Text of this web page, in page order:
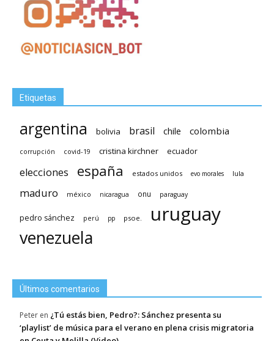
Etiquetas
argentina bolivia brasil chile colombia
corrupción covid-19 cristina kirchner ecuador
elecciones españa estados unidos evo morales lula
maduro méxico nicaragua onu paraguay
pedro sánchez perú pp psoe. uruguay
venezuela
Últimos comentarios
Peter en ¿Tú estás bien, Pedro?: Sánchez presenta su
‘playlist’ de música para el verano en plena crisis migratoria